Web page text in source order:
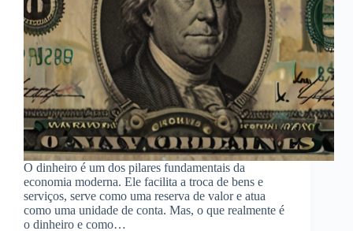
O dinheiro é um dos pilares fundamentais da
economia moderna. Ele facilita a troca de bens e
serviços, serve como uma reserva de valor e atua
como uma unidade de conta. Mas, o que realmente é
o dinheiro e como…